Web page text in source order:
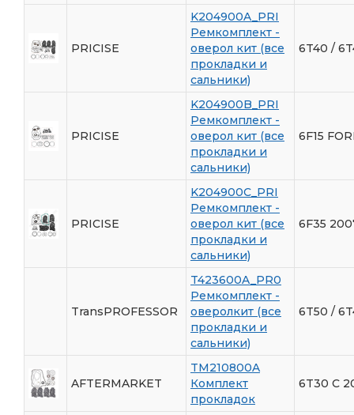
PRICISE
K204900A_PRI
Ремкомплект -
оверол кит (все
прокладки и
сальники)
6T40 /
PRICISE
K204900B_PRI
Ремкомплект -
оверол кит (все
прокладки и
сальники)
6F15
PRICISE
K204900C_PRI
Ремкомплект -
оверол кит (все
прокладки и
сальники)
6F35
TransPROFESSOR
T423600A_PR0
Ремкомплект -
оверолкит (все
прокладки и
сальники)
6T50 /
AFTERMARKET
TM210800A
Комплект
прокладок
6T30 С